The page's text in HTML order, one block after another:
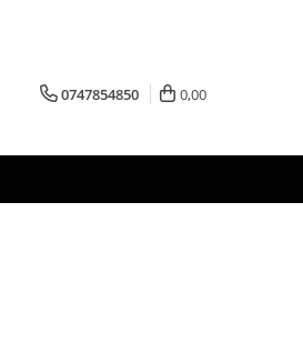
0747854850 0,00